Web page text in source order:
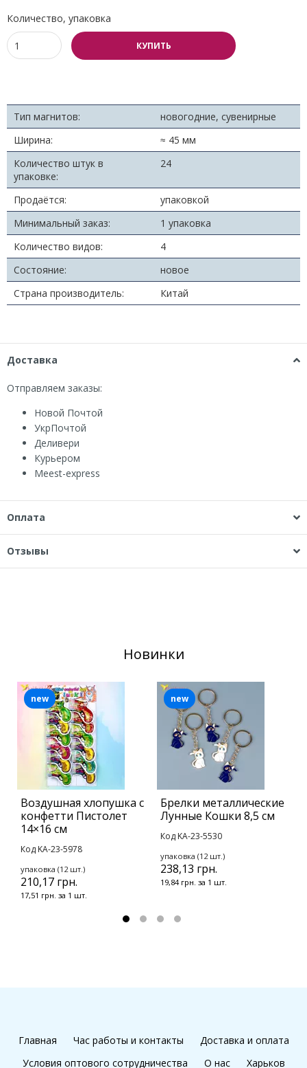
Количество, упаковка
КУПИТЬ
Тип магнитов:
новогодние, сувенирные
Ширина:
≈ 45 мм
Количество штук в
упаковке:
24
Продаётся:
упаковкой
Минимальный заказ:
1 упаковка
Количество видов:
4
Состояние:
новое
Страна производитель:
Китай
Доставка
Отправляем заказы:
Новой Почтой
УкрПочтой
Деливери
Курьером
Мeest-express
Оплата
Отзывы
Новинки
Воздушная хлопушка с
конфетти Пистолет
14×16 см
Код KA-23-5978
упаковка (12 шт.)
210,17 грн.
17,51 грн. за 1 шт.
new
Брелки металлические
Лунные Кошки 8,5 см
Код KA-23-5530
упаковка (12 шт.)
238,13 грн.
19,84 грн. за 1 шт.
new
Главная Час работы и контакты
Доставка и оплата
Условия оптового сотрудничества
О нас Харьков